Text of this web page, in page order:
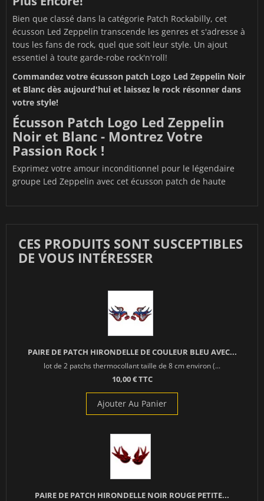
Bien que classé dans la catégorie Patch Rockabilly, cet
écusson Led Zeppelin transcende les genres et s'adresse à
tous les fans de rock, quel que soit leur style. Un ajout
essentiel à toute garde-robe rock'n'roll!
Commandez votre écusson patch Logo Led Zeppelin Noir
et Blanc dès aujourd'hui et laissez le rock résonner dans
votre style!
Écusson Patch Logo Led Zeppelin
Noir et Blanc - Montrez Votre
Passion Rock !
Exprimez votre amour inconditionnel pour le légendaire
groupe Led Zeppelin avec cet écusson patch de haute
CES PRODUITS SONT SUSCEPTIBLES
DE VOUS INTÉRESSER
PAIRE DE PATCH HIRONDELLE DE COULEUR BLEU AVEC...
lot de 2 patchs thermocollant taille de 8 cm environ (...
10,00 € TTC
Ajouter Au Panier
PAIRE DE PATCH HIRONDELLE NOIR ROUGE PETITE...